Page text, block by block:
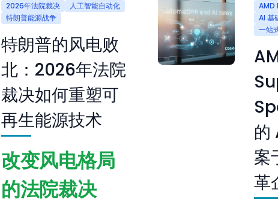
2026年法院裁决
人工智能自动化
特朗普能源战争
特朗普的风电败
北：2026年法院
裁决如何重塑可
再生能源技术
改变风电格局
的法院裁决
AMD
AI 基
一站
的
案
革